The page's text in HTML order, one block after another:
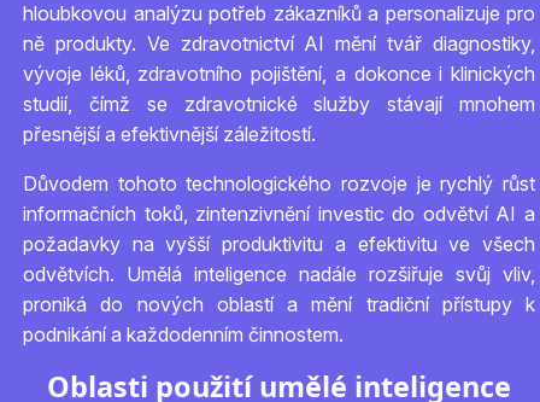
hloubkovou analýzu potřeb zákazníků a personalizuje pro
ně produkty. Ve zdravotnictví AI mění tvář diagnostiky,
vývoje léků, zdravotního pojištění, a dokonce i klinických
studií, čímž se zdravotnické služby stávají mnohem
přesnější a efektivnější záležitostí.
Důvodem tohoto technologického rozvoje je rychlý růst
informačních toků, zintenzivnění investic do odvětví AI a
požadavky na vyšší produktivitu a efektivitu ve všech
odvětvích. Umělá inteligence nadále rozšiřuje svůj vliv,
proniká do nových oblastí a mění tradiční přístupy k
podnikání a každodenním činnostem.
Oblasti použití umělé inteligence